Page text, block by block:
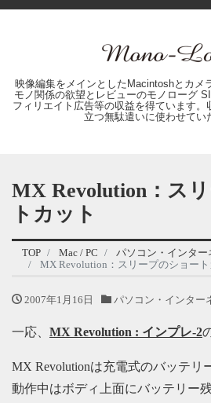
映像編集をメインとしたMacintoshとカメ
モノ関係の欲望とレビューのモノロー
フィリエイト広告等の収益を得ています
立つ無駄遣いに使わせてい
MX Revolution：ス
トカット
TOP Mac / PC
パソコン・インター
MX Revolution：スリープのショート
2007年1月16日 パソコン・インター
一応、 MX Revolution : インプレ-2
MX Revolutionは充電式のバッテリ
動作中はボディ上面にバッテリー